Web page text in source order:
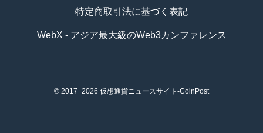
特定商取引法に基づく表記
WebX - アジア最大級のWeb3カンファレンス
© 2017−2026 仮想通貨ニュースサイト-CoinPost